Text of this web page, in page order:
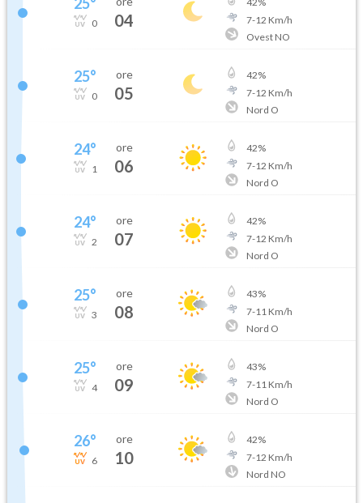
0 04
7-12 Km/h
Ovest NO
25°
0
ore
05
42%
7-12 Km/h
Nord O
24°
1
ore
06
42%
7-12 Km/h
Nord O
24°
2
ore
07
42%
7-12 Km/h
Nord O
25°
3
ore
08
43%
7-11 Km/h
Nord O
25°
4
ore
09
43%
7-11 Km/h
Nord O
26°
6
ore
10
42%
7-12 Km/h
Nord NO